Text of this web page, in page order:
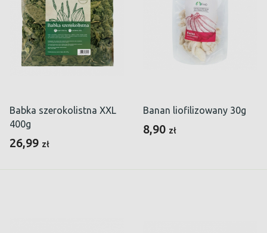
Babka szerokolistna XXL
400g
26,99 zł
Banan liofilizowany 30g
8,90 zł